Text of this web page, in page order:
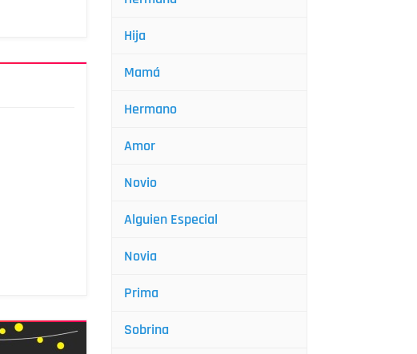
Hija
Mamá
Hermano
Amor
Novio
Alguien Especial
Novia
Prima
Sobrina